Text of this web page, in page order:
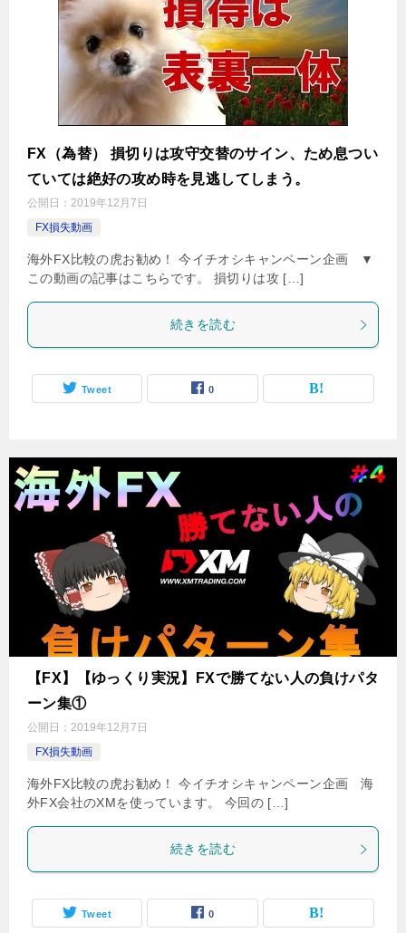
FX（為替） 損切りは攻守交替のサイン、ため息つい
ていては絶好の攻め時を見逃してしまう。
公開日： 2019年12月7日
FX損失動画
海外FX比較の虎お勧め！ 今イチオシキャンペーン企画 ▼
この動画の記事はこちらです。 損切りは攻 […]
続きを読む
Tweet 0
【FX】【ゆっくり実況】FXで勝てない人の負けパタ
ーン集①
公開日： 2019年12月7日
FX損失動画
海外FX比較の虎お勧め！ 今イチオシキャンペーン企画 海
外FX会社のXMを使っています。 今回の […]
続きを読む
Tweet 0